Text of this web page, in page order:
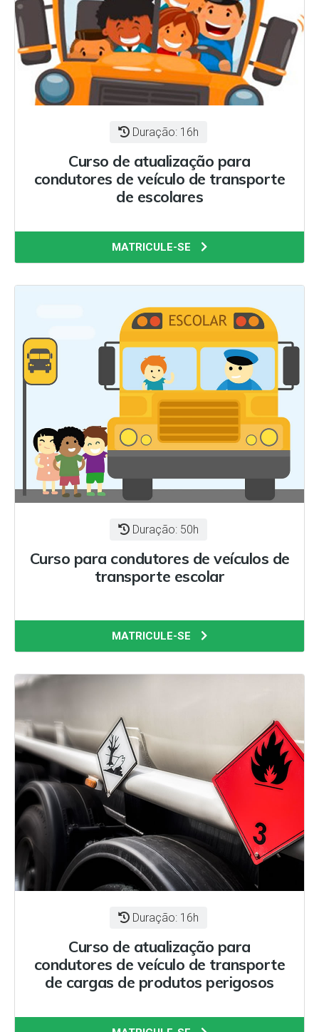
Duração: 16h
Curso de atualização para
condutores de veículo de transporte
de escolares
MATRICULE-SE
Duração: 50h
Curso para condutores de veículos de
transporte escolar
MATRICULE-SE
Duração: 16h
Curso de atualização para
condutores de veículo de transporte
de cargas de produtos perigosos